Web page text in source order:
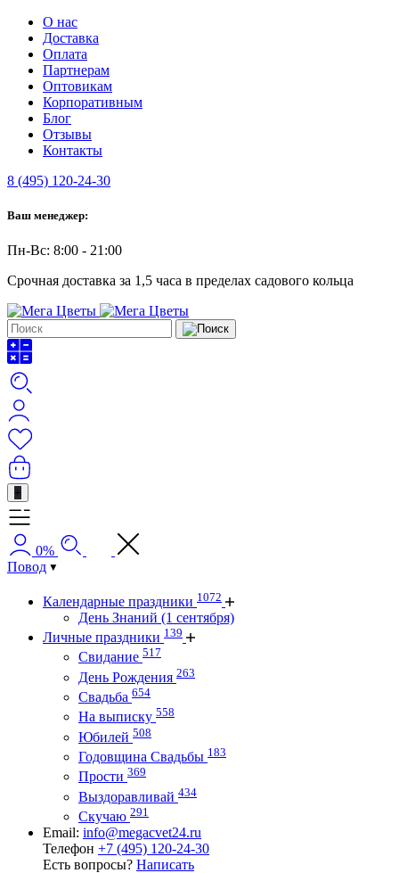
О нас
Доставка
Оплата
Партнерам
Оптовикам
Корпоративным
Блог
Отзывы
Контакты
8 (495) 120-24-30
Ваш менеджер:
Пн-Вс: 8:00 - 21:00
Срочная доставка за 1,5 часа в пределах садового кольца
+
0%
Повод
Календарные праздники 1072
День Знаний (1 сентября)
Личные праздники 139
Свидание 517
День Рождения 263
Свадьба 654
На выписку 558
Юбилей 508
Годовщина Свадьбы 183
Прости 369
Выздоравливай 434
Скучаю 291
Email: info@megacvet24.ru
Телефон +7 (495) 120-24-30
Есть вопросы? Написать